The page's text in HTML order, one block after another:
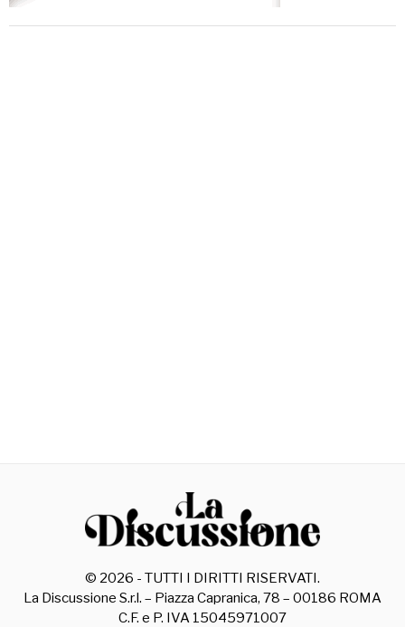
© 2026 - TUTTI I DIRITTI RISERVATI.
La Discussione S.r.l. – Piazza Capranica, 78 – 00186 ROMA
C.F. e P. IVA 15045971007